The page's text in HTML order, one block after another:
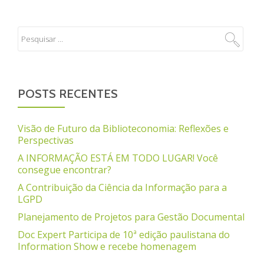
POSTS RECENTES
Visão de Futuro da Biblioteconomia: Reflexões e
Perspectivas
A INFORMAÇÃO ESTÁ EM TODO LUGAR! Você
consegue encontrar?
A Contribuição da Ciência da Informação para a
LGPD
Planejamento de Projetos para Gestão Documental
Doc Expert Participa de 10ª edição paulistana do
Information Show e recebe homenagem